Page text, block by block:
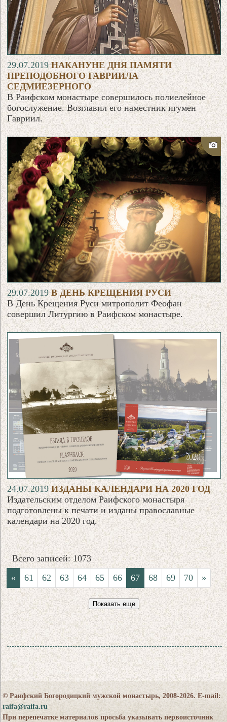
29.07.2019НАКАНУНЕ ДНЯ ПАМЯТИ
ПРЕПОДОБНОГО ГАВРИИЛА
СЕДМИЕЗЕРНОГО
В Раифском монастыре совершилось полиелейное
богослужение. Возглавил его наместник игумен
Гавриил.
29.07.2019В ДЕНЬ КРЕЩЕНИЯ РУСИ
В День Крещения Руси митрополит Феофан
совершил Литургию в Раифском монастыре.
24.07.2019ИЗДАНЫ КАЛЕНДАРИ НА 2020 ГОД
Издательским отделом Раифского монастыря
подготовлены к печати и изданы православные
календари на 2020 год.
Всего записей: 1073
«
61 62 63 64 65 66 67 68 69 70 »
Показать еще
© Раифский Богородицкий мужской монастырь, 2008-2026. E-mail:
raifa@raifa.ru
При перепечатке материалов просьба указывать первоисточник